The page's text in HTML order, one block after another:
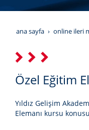
ana sayfa online i̇leri
Özel Eğitim
Yıldız Gelişim
Elemanı kursu